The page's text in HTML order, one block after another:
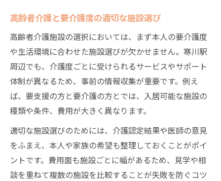
高齢者介護と要介護度の適切な施設選び
高齢者介護施設の選択においては、まず本人の要介護度
や生活環境に合わせた施設選びが欠かせません。寒川駅
周辺でも、介護度ごとに受けられるサービスやサポート
体制が異なるため、事前の情報収集が重要です。例え
ば、要支援の方と要介護の方とでは、入居可能な施設の
種類や条件、費用が大きく異なります。
適切な施設選びのためには、介護認定結果や医師の意見
をふまえ、本人や家族の希望も整理しておくことがポイ
ントです。費用面も施設ごとに幅があるため、見学や相
談を重ねて複数の施設を比較することが失敗を防ぐコツ